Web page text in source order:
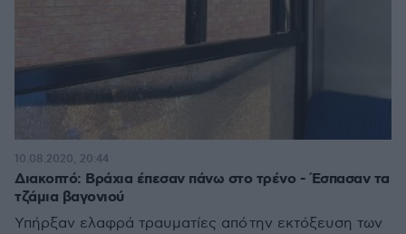
Διακοπτό: Βράχια έπεσαν πάνω στο τρένο - Έσπασαν τα
τζάμια βαγονιού
Υπήρξαν ελαφρά τραυματίες από την εκτόξευση των
10.08.2020, 20:44